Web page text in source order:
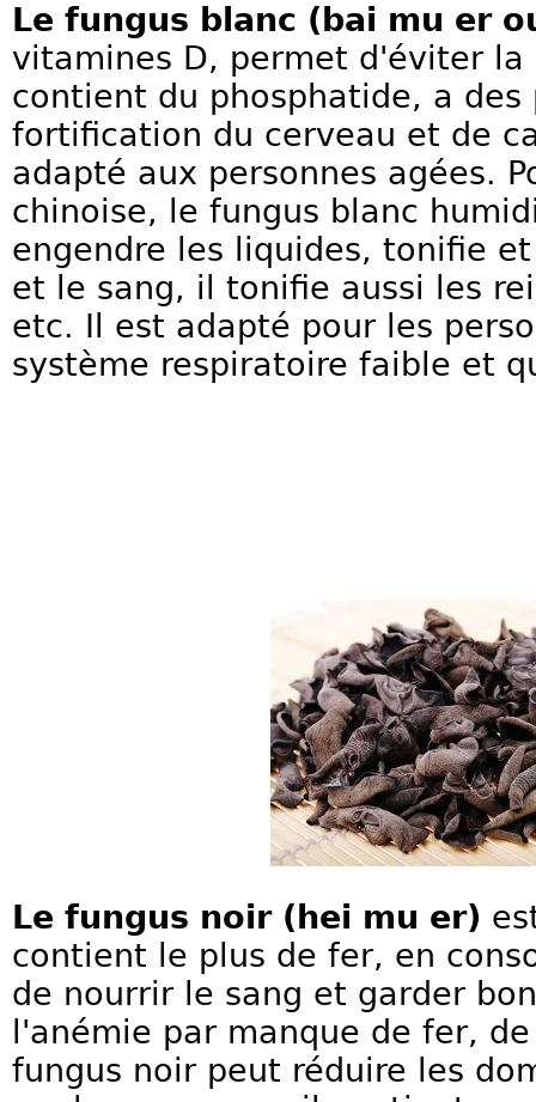
Le fungus blanc (bai mu er
vitamines D, permet d'éviter
contient du phosphatide, a des
fortification du cerveau et de
adapté aux personnes agées.
chinoise, le fungus blanc
engendre les liquides, tonifie
et le sang, il tonifie aussi les
etc. Il est adapté pour les
système respiratoire faible et
Le fungus noir (hei mu er)
contient le plus de fer, en
de nourrir le sang et garder
l'anémie par manque de fer,
fungus noir peut réduire les